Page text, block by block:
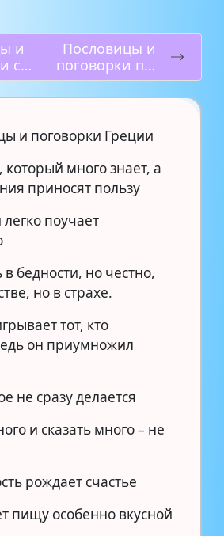
и
с
Пословицы и
поговорки про
друзей
и поговорки Греции
который много знает, а
приносят пользу
поучает
бедности, но честно,
но в страхе.
тот, кто
он приумножил
не сразу делается
и сказать много – не
рождает счастье
пищу особенно вкусной